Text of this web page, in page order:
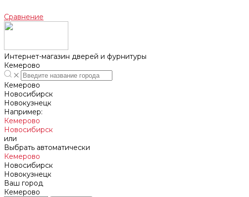
Сравнение
Интернет-магазин дверей и фурнитуры
Кемерово
Кемерово
Новосибирск
Новокузнецк
Например:
Кемерово
Новосибирск
или
Выбрать автоматически
Кемерово
Новосибирск
Новокузнецк
Ваш город
Кемерово